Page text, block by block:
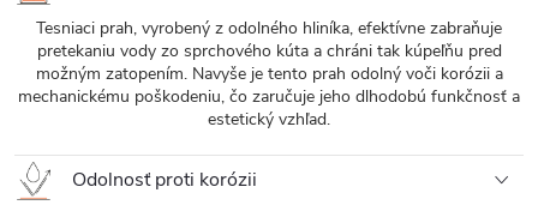
Tesniaci prah, vyrobený z odolného hliníka, efektívne zabraňuje
pretekaniu vody zo sprchového kúta a chráni tak kúpeľňu pred
možným zatopením. Navyše je tento prah odolný voči korózii a
mechanickému poškodeniu, čo zaručuje jeho dlhodobú funkčnosť a
estetický vzhľad.
Odolnosť proti korózii